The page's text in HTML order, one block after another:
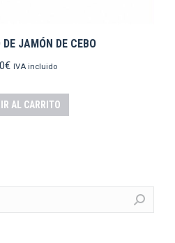
DE JAMÓN DE CEBO
€ IVA incluido
AL CARRITO